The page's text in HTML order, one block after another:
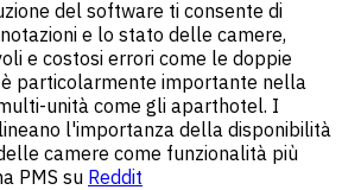
del software ti consente di
e lo stato delle camere,
e costosi errori come le doppie
particolarmente importante nella
unità come gli aparthotel. I
l'importanza della disponibilità
camere come funzionalità più
PMS su Reddit